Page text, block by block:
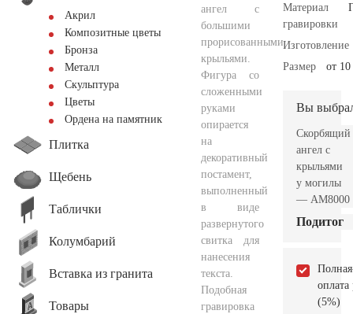
Акрил
Композитные цветы
Бронза
Металл
Скульптура
Цветы
Ордена на памятник
Плитка
Щебень
Таблички
Колумбарий
Вставка из гранита
Товары
ангел с
большими
прорисованными
крыльями.
Фигура со
сложенными
руками
опирается
на
декоративный
постамент,
выполненный
в виде
развернутого
свитка для
нанесения
текста.
Подобная
гравировка
Материал
гравировки
Изготовление
Размер
от
Вы
Скорбящий
ангел с
крыльями
у могилы
— AM8000
Подитог
Полная
оплата
(5%)